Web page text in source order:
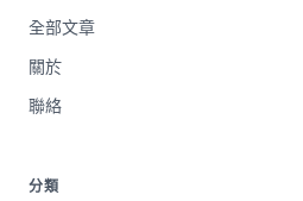
全部文章
關於
聯絡
分類